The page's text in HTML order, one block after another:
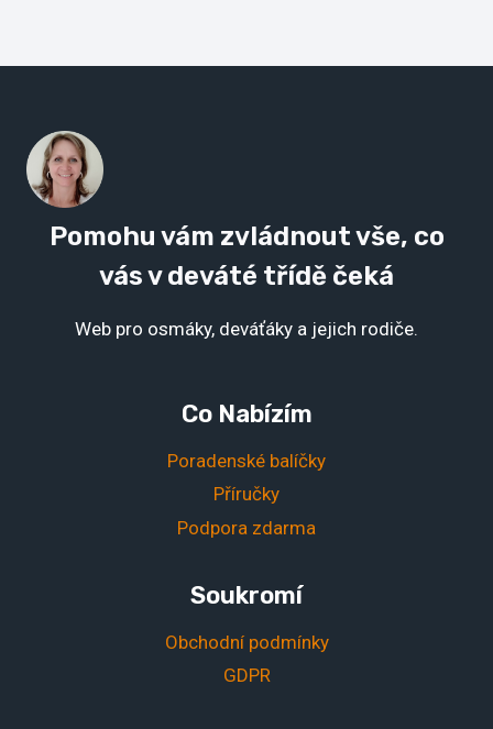
Pomohu vám zvládnout vše, co
vás v deváté třídě čeká
Web pro osmáky, deváťáky a jejich rodiče.
Co Nabízím
Poradenské balíčky
Příručky
Podpora zdarma
Soukromí
Obchodní podmínky
GDPR